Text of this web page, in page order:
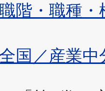
階・職種・
国／産業中